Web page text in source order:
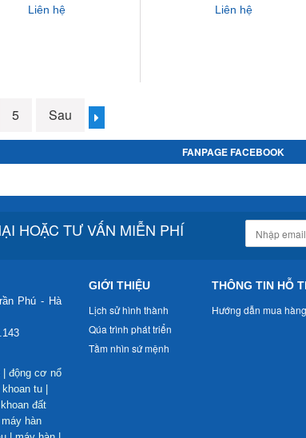
Liên hệ Liên hệ
5 Sau
FANPAGE FACEBOOK
HOẶC TƯ VẤN MIỄN PHÍ
Phú - Hà
động cơ nổ
tu
đất
máy hàn
GIỚI THIỆU
Lịch sử hình thành
Qúa trình phát triển
Tầm nhìn sứ mệnh
THÔNG TIN HỖ
Hướng dẫn mua hàng